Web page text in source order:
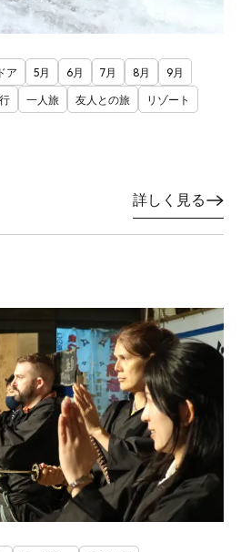
ア 5月 6月 7月 8月
9月
一人旅 友人との旅
リゾート
詳しく見る